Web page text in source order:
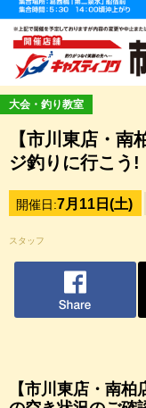
大会・釣り教室
【市川東店・
ジ釣りに行こう!
開催日:7月11日(土)
スタッフ
【市川東店・南